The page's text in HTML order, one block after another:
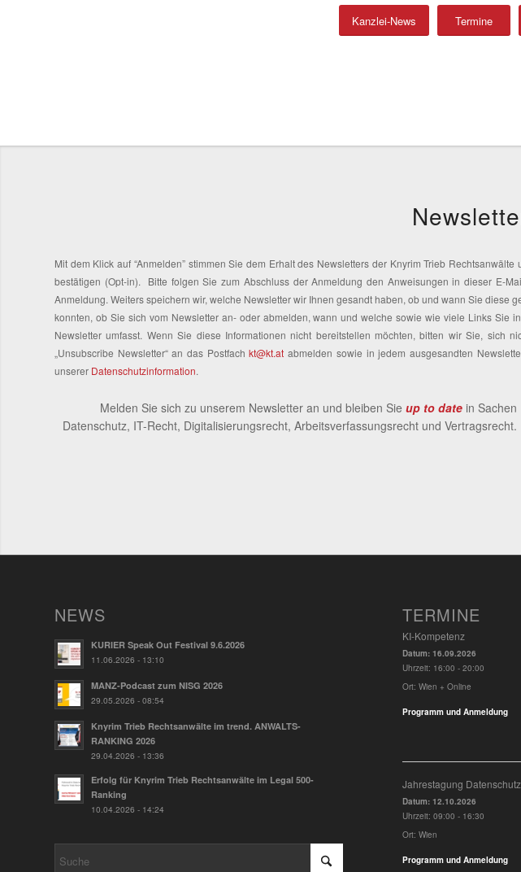
Kanzlei-News Termine
Mit dem Klick auf “Anmelden” stimmen Sie dem Erhalt des Newsletters der Knyrim Trieb
bestätigen (Opt-in). Bitte folgen Sie zum Abschluss der Anmeldung den Anweisungen in dieser E-
Anmeldung. Weiters speichern wir, welche Newsletter wir Ihnen gesandt haben, ob und wann Sie
konnten, ob Sie sich vom Newsletter an- oder abmelden, wann und welche sowie wie viele Links
Newsletter umfasst. Wenn Sie diese Informationen nicht bereitstellen möchten, bitten wir Sie,
„Unsubscribe Newsletter“ an das Postfachkt@kt.at abmelden sowie in jedem ausgesandten
unserer Datenschutzinformation.
Melden Sie sich zu unserem Newsletter an und bleiben Sie up to date in Sachen
Datenschutz, IT-Recht, Digitalisierungsrecht, Arbeitsverfassungsrecht und Vertragsrecht.
NEWS
KURIER Speak Out Festival 9.6.2026
11.06.2026 - 13:10
MANZ-Podcast zum NISG 2026
29.05.2026 - 08:54
Knyrim Trieb Rechtsanwälte im trend. ANWALTS-
RANKING 2026
29.04.2026 - 13:36
Erfolg für Knyrim Trieb Rechtsanwälte im Legal 500-
Ranking
10.04.2026 - 14:24
TERMINE
KI-Kompetenz
Datum: 16.09.2026
Uhrzeit: 16:00 - 20:00
Ort: Wien + Online
Programm und Anmeldung
Jahrestagung
Datum: 12.10.2026
Uhrzeit: 09:00 - 16:30
Ort: Wien
Programm und Anmeldung